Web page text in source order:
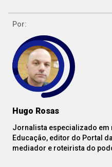
Por:
Hugo Rosas
Jornalista especializado em
Educação, editor do Portal
mediador e roteirista do